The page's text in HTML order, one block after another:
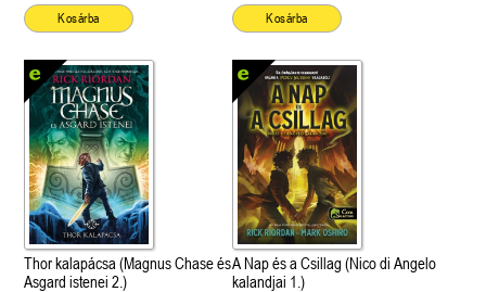
Kosárba Kosárba
Thor kalapácsa (Magnus Chase és
Asgard istenei 2.)
A Nap és a Csillag (Nico di Angelo
kalandjai 1.)